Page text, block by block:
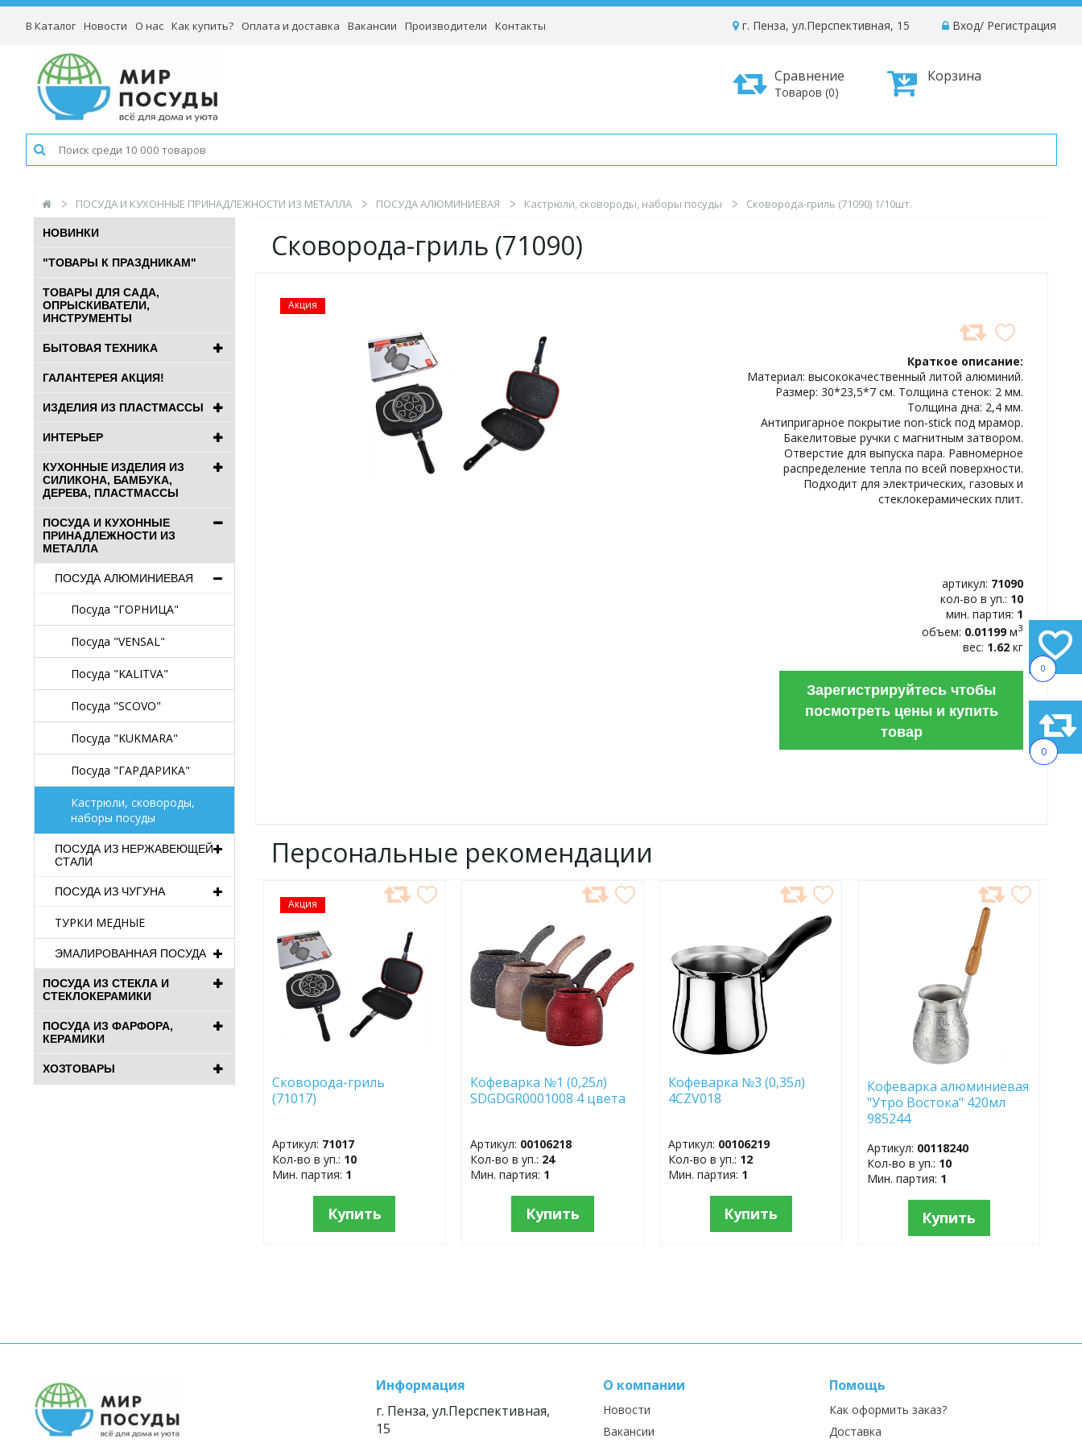
0
0
В Каталог Новости О нас Как купить? Оплата и доставка Вакансии Производители Контакты Вход/ Регистрация
г. Пенза, ул.Перспективная, 15
Корзина
Сравнение
Товаров (0)
ПОСУДА И КУХОННЫЕ ПРИНАДЛЕЖНОСТИ ИЗ МЕТАЛЛА ПОСУДА АЛЮМИНИЕВАЯ Кастрюли, сковороды, наборы посуды Сковорода-гриль (71090) 1/10шт.
НОВИНКИ
"ТОВАРЫ К ПРАЗДНИКАМ"
ТОВАРЫ ДЛЯ САДА,
ОПРЫСКИВАТЕЛИ,
ИНСТРУМЕНТЫ
БЫТОВАЯ ТЕХНИКА
ГАЛАНТЕРЕЯ АКЦИЯ!
ИЗДЕЛИЯ ИЗ ПЛАСТМАССЫ
ИНТЕРЬЕР
КУХОННЫЕ ИЗДЕЛИЯ ИЗ
СИЛИКОНА, БАМБУКА,
ДЕРЕВА, ПЛАСТМАССЫ
ПОСУДА И КУХОННЫЕ
ПРИНАДЛЕЖНОСТИ ИЗ
МЕТАЛЛА
ПОСУДА АЛЮМИНИЕВАЯ
Посуда "ГОРНИЦА"
Посуда "VENSAL"
Посуда "KALITVA"
Посуда "SCOVO"
Посуда "KUKMARA"
Посуда "ГАРДАРИКА"
Кастрюли, сковороды,
наборы посуды
ПОСУДА ИЗ НЕРЖАВЕЮЩЕЙ
СТАЛИ
ПОСУДА ИЗ ЧУГУНА
ТУРКИ МЕДНЫЕ
ЭМАЛИРОВАННАЯ ПОСУДА
ПОСУДА ИЗ СТЕКЛА И
СТЕКЛОКЕРАМИКИ
ПОСУДА ИЗ ФАРФОРА,
КЕРАМИКИ
ХОЗТОВАРЫ
Сковорода-гриль (71090)
Акция
Краткое описание:
Материал: высококачественный литой алюминий.
Размер: 30*23,5*7 см. Толщина стенок: 2 мм.
Толщина дна: 2,4 мм.
Антипригарное покрытие non-stick под мрамор.
Бакелитовые ручки с магнитным затвором.
Отверстие для выпуска пара. Равномерное
распределение тепла по всей поверхности.
Подходит для электрических, газовых и
стеклокерамических плит.
артикул: 71090
кол-во в уп.: 10
мин. партия: 1
объем: 0.01199м3
вес: 1.62 кг
Зарегистрируйтесь чтобы
посмотреть цены и купить
товар
Персональные рекомендации
Акция
ДОБАВИТЬ
В
ИЗБРАННОЕ
Сковорода-гриль
(71017)
Артикул: 71017
Кол-во в уп.: 10
Мин. партия: 1
Купить
ИЗБРАННОЕ
Кофеварка №1 (0,25л)
SDGDGR0001008 4 цвета
Артикул: 00106218
Кол-во в уп.: 24
Мин. партия: 1
Купить
Кофеварка №3 (0,35л)
4CZV018
Артикул: 00106219
Кол-во в уп.: 12
Мин. партия: 1
Купить
Кофеварка алюминиевая
"Утро Востока" 420мл
985244
Артикул: 00118240
Кол-во в уп.: 10
Мин. партия: 1
Купить
Информация
г. Пенза, ул.Перспективная,
15
О компании
Новости
Вакансии
Помощь
Как оформить заказ?
Доставка